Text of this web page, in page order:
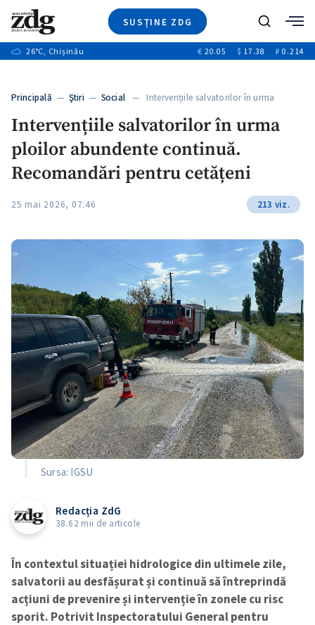
SUSȚINE ZDG
Ştiri
+13
Video
Special
Blog
Caută
26°C, Chișinău € 20.05 $ 17.38 ₽ 0.214
Principală — Ştiri — Social — Intervențiile salvatorilor în urma
Intervențiile salvatorilor în urma
ploilor abundente continuă.
Recomandări pentru cetățeni
25 mai 2026, 07:46 213 viz.
Sursa: IGSU
Redacția ZdG
38.62 mii de articole
În contextul situației hidrologice din ultimele zile,
salvatorii au desfășurat și continuă să întreprindă
acțiuni de prevenire și intervenție în zonele cu risc
sporit. Potrivit Inspectoratului General pentru